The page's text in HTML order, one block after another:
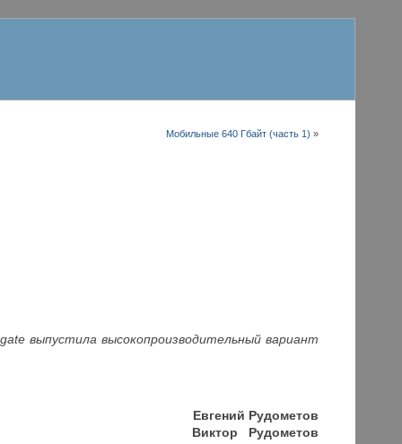
Мобильные 640 Гбайт (часть 1) »
выпустила высокопроизводительный вариант
Евгений Рудометов
Виктор Рудометов